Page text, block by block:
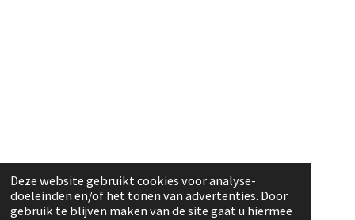
Deze website gebruikt cookies voor analyse-
doeleinden en/of het tonen van advertenties. Door
gebruik te blijven maken van de site gaat u hiermee